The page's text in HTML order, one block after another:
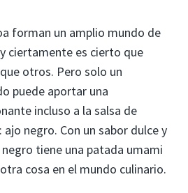
forman un amplio mundo de
ciertamente es cierto que
otros. Pero solo un
puede aportar una
incluso a la salsa de
negro. Con un sabor dulce y
tiene una patada umami
cosa en el mundo culinario.